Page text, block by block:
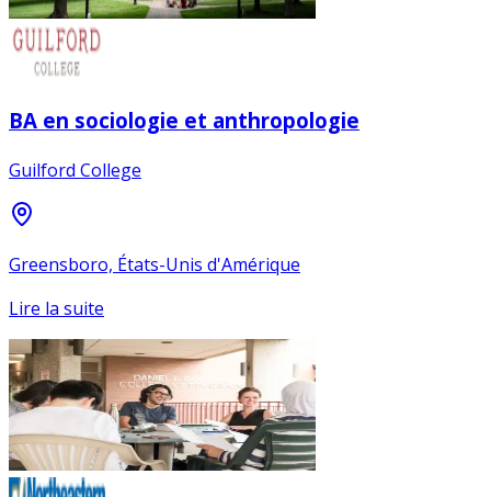
BA en sociologie et anthropologie
Guilford College
Greensboro, États-Unis d'Amérique
Lire la suite